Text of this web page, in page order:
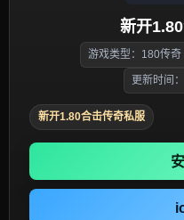
新开
游戏类型：180传奇
更新时间
新开1.80合击传奇私服